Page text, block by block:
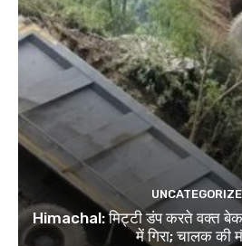
Himachal: मिट्टी डंप करते वक्त
में गिरा; चालक की